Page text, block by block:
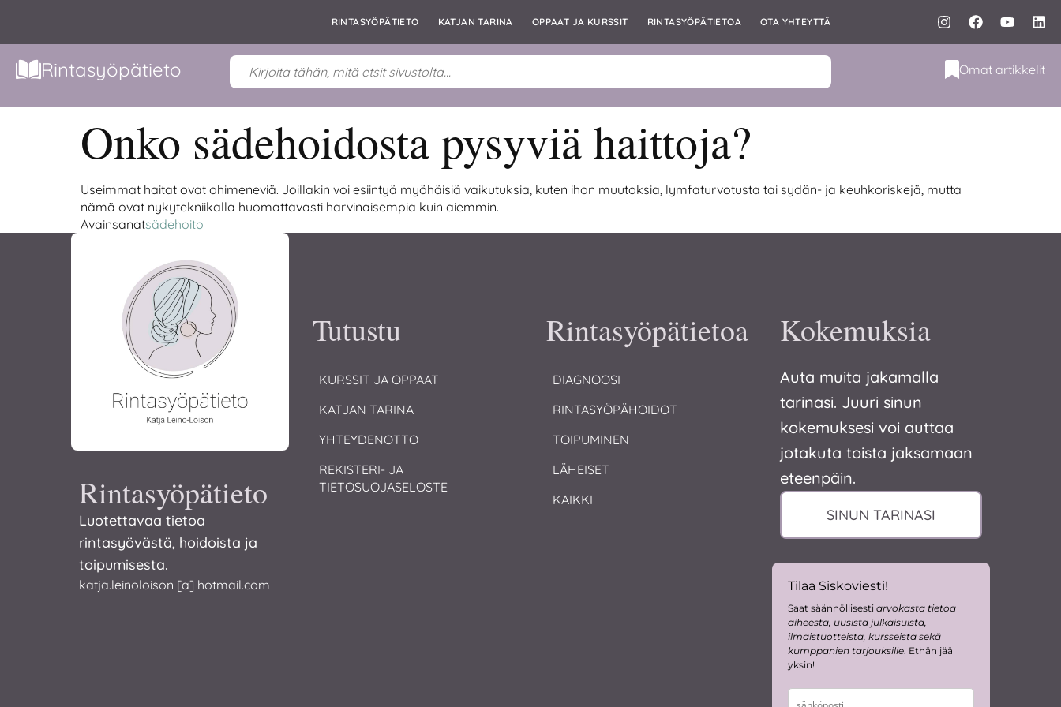
RINTASYÖPÄTIETO KATJAN TARINA OPPAAT JA KURSSIT RINTASYÖPÄTIETOA OTA YHTEYTTÄ
Rintasyöpätieto Omat artikkelit
Onko sädehoidosta pysyviä haittoja?
Useimmat haitat ovat ohimeneviä. Joillakin voi esiintyä myöhäisiä vaikutuksia, kuten ihon muutoksia, lymfaturvotusta tai sydän- ja keuhkoriskejä, mutta
nämä ovat nykytekniikalla huomattavasti harvinaisempia kuin aiemmin.
Avainsanatsädehoito
Rintasyöpätieto
Luotettavaa tietoa
rintasyövästä, hoidoista ja
toipumisesta.
katja.leinoloison [a] hotmail.com
Tutustu
KURSSIT JA OPPAAT
KATJAN TARINA
YHTEYDENOTTO
REKISTERI- JA
TIETOSUOJASELOSTE
Rintasyöpätietoa
DIAGNOOSI
RINTASYÖPÄHOIDOT
TOIPUMINEN
LÄHEISET
KAIKKI
Kokemuksia
Auta muita jakamalla
tarinasi. Juuri sinun
kokemuksesi voi auttaa
jotakuta toista jaksamaan
eteenpäin.
SINUN TARINASI
Tilaa Siskoviesti!
Saat säännöllisesti arvokasta tietoa
aiheesta, uusista julkaisuista,
ilmaistuotteista, kursseista sekä
kumppanien tarjouksille. Ethän jää
yksin!